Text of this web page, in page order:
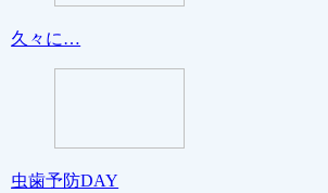
久々に…
虫歯予防DAY